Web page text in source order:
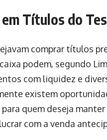
Títulos do
comprar títulos
podem, segundo
com liquidez e
existem
quem deseja
com a venda